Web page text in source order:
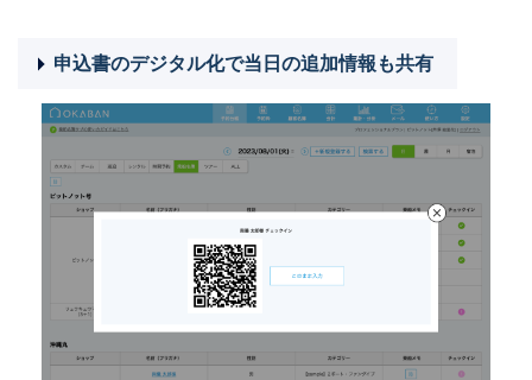
申込書のデジタル化で当日の追加情報も共有